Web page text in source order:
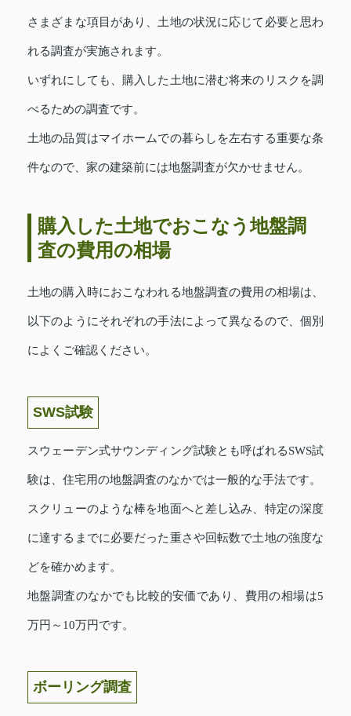
さまざまな項目があり、土地の状況に応じて必要と思わ
れる調査が実施されます。
いずれにしても、購入した土地に潜む将来のリスクを調
べるための調査です。
土地の品質はマイホームでの暮らしを左右する重要な条
件なので、家の建築前には地盤調査が欠かせません。
購入した土地でおこなう地盤調
査の費用の相場
土地の購入時におこなわれる地盤調査の費用の相場は、
以下のようにそれぞれの手法によって異なるので、個別
によくご確認ください。
SWS試験
スウェーデン式サウンディング試験とも呼ばれるSWS試
験は、住宅用の地盤調査のなかでは一般的な手法です。
スクリューのような棒を地面へと差し込み、特定の深度
に達するまでに必要だった重さや回転数で土地の強度な
どを確かめます。
地盤調査のなかでも比較的安価であり、費用の相場は5
万円～10万円です。
ボーリング調査